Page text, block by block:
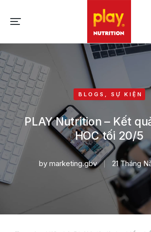
BLOGS , SỰ KIỆN
PLAY Nutrition – Kết
HOC tối 20/5
by marketing.gbv 21 Tháng